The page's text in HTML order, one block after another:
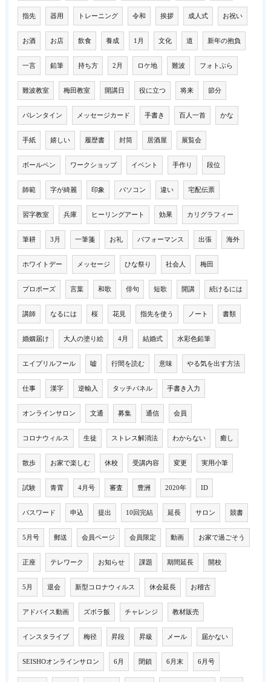
指先 器用 トレーニング 令和 挨拶 成人式 お祝い
お酒 お店 飲食 養成 1月 文化 道 新年の抱負
一言 鉛筆 持ち方 2月 ロケ地 難波 フォトぶら
難波教室 梅田教室 開講日 役に立つ 将来 節分
バレンタイン メッセージカード 手書き 百人一首 かな
手紙 嬉しい 履歴書 封筒 居酒屋 展覧会
ボールペン ワークショップ イベント 手作り 段位
師範 字が綺麗 印象 パソコン 違い 宅配伝票
習字教室 兵庫 ヒーリングアート 効果 カリグラフィー
筆耕 3月 一筆箋 お礼 パフォーマンス 出張 海外
ホワイトデー メッセージ ひな祭り 社会人 梅田
プロポーズ 言葉 和歌 俳句 短歌 開講 続けるには
講師 なるには 桜 花見 指先を使う ノート 書類
婚姻届け 大人の塗り絵 4月 結婚式 水彩色鉛筆
エイプリルフール 嘘 行間を読む 意味 やる気を出す方法
仕事 漢字 逆輸入 タッチパネル 手書き入力
オンラインサロン 文通 募集 通信 会員
コロナウィルス 生徒 ストレス解消法 わからない 癒し
散歩 お家で楽しむ 休校 受講内容 変更 実用小筆
試験 青霄 4月号 審査 豊洲 2020年 ID
パスワード 申込 提出 10回完結 延長 サロン 競書
5月号 郵送 会員ページ 会員限定 動画 お家で過ごそう
正座 テレワーク お知らせ 課題 期間延長 開校
5月 退会 新型コロナウィルス 休会延長 お稽古
アドバイス動画 ズボラ飯 チャレンジ 教材販売
インスタライブ 梅径 昇段 昇級 メール 届かない
SEISHOオンラインサロン 6月 閉鎖 6月末 6月号